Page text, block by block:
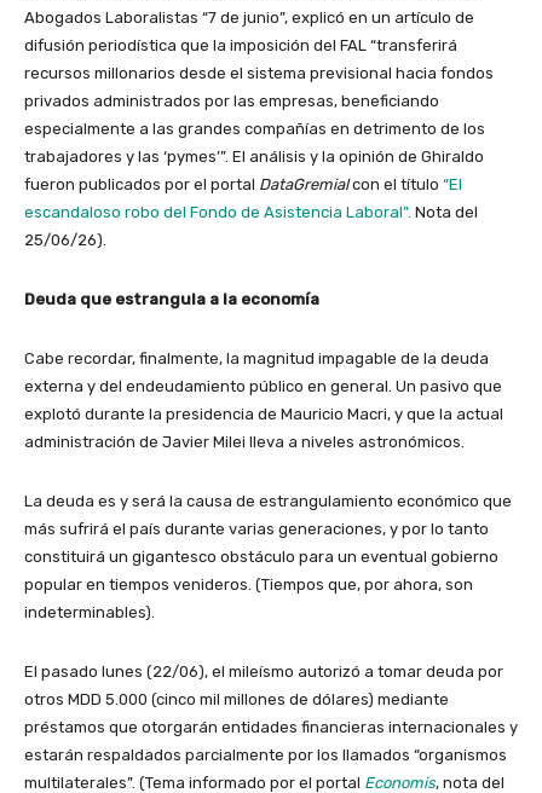
Abogados Laboralistas “7 de junio”, explicó en un artículo de
difusión periodística que la imposición del FAL “transferirá
recursos millonarios desde el sistema previsional hacia fondos
privados administrados por las empresas, beneficiando
especialmente a las grandes compañías en detrimento de los
trabajadores y las ‘pymes’”. El análisis y la opinión de Ghiraldo
fueron publicados por el portal DataGremialcon el título “El
escandaloso robo del Fondo de Asistencia Laboral”. Nota del
25/06/26).
Deuda que estrangula a la economía
Cabe recordar, finalmente, la magnitud impagable de la deuda
externa y del endeudamiento público en general. Un pasivo que
explotó durante la presidencia de Mauricio Macri, y que la actual
administración de Javier Milei lleva a niveles astronómicos.
La deuda es y será la causa de estrangulamiento económico que
más sufrirá el país durante varias generaciones, y por lo tanto
constituirá un gigantesco obstáculo para un eventual gobierno
popular en tiempos venideros. (Tiempos que, por ahora, son
indeterminables).
El pasado lunes (22/06), el mileísmo autorizó a tomar deuda por
otros MDD 5.000 (cinco mil millones de dólares) mediante
préstamos que otorgarán entidades financieras internacionales y
estarán respaldados parcialmente por los llamados “organismos
multilaterales”. (Tema informado por el portal Economis, nota del